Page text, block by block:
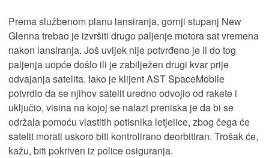
Prema službenom planu lansiranja, gornji stupanj New
Glenna trebao je izvršiti drugo paljenje motora sat vremena
nakon lansiranja. Još uvijek nije potvrđeno je li do tog
paljenja uopće došlo ili je zabilježen drugi kvar prije
odvajanja satelita. Iako je klijent AST SpaceMobile
potvrdio da se njihov satelit uredno odvojio od rakete i
uključio, visina na kojoj se nalazi preniska je da bi se
održala pomoću vlastitih potisnika letjelice, zbog čega će
satelit morati uskoro biti kontrolirano deorbitiran. Trošak će,
kažu, biti pokriven iz police osiguranja.